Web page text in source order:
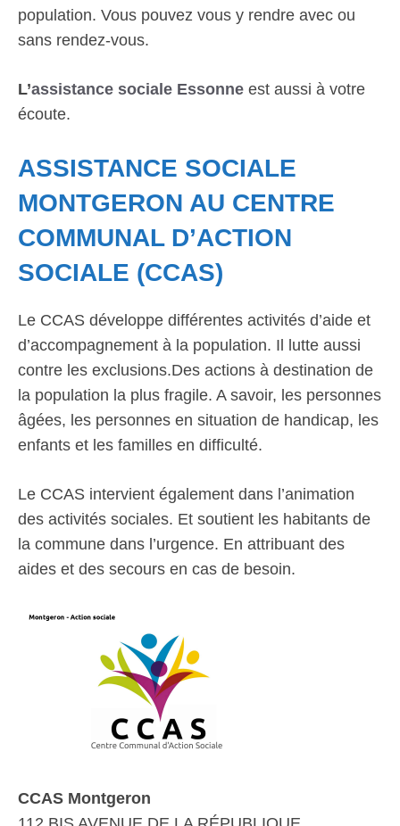
population. Vous pouvez vous y rendre avec ou
sans rendez-vous.
L’assistance sociale Essonne est aussi à votre
écoute.
ASSISTANCE SOCIALE
MONTGERON AU CENTRE
COMMUNAL D’ACTION
SOCIALE (CCAS)
Le CCAS développe différentes activités d’aide et
d’accompagnement à la population. Il lutte aussi
contre les exclusions.Des actions à destination de
la population la plus fragile. A savoir, les personnes
âgées, les personnes en situation de handicap, les
enfants et les familles en difficulté.
Le CCAS intervient également dans l’animation
des activités sociales. Et soutient les habitants de
la commune dans l’urgence. En attribuant des
aides et des secours en cas de besoin.
CCAS Montgeron